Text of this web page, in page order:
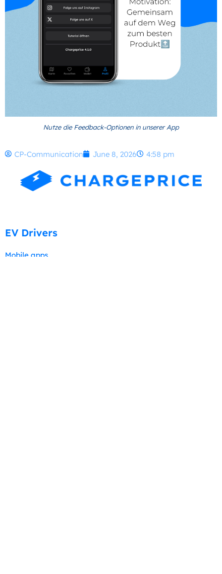
Nutze die Feedback-Optionen in unserer App
CP-Communication June 8, 2026 4:58 pm
EV Drivers
Mobile apps